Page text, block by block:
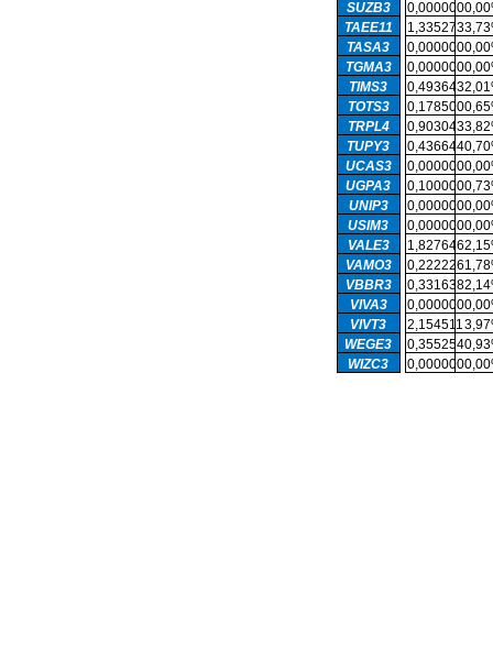
SUZB3
0,000000
TAEE11
1,335273
TASA3
0,000000
TGMA3
0,000000
TIMS3
0,493643
TOTS3
0,178500
TRPL4
0,903043
TUPY3
0,436644
UCAS3
0,000000
UGPA3
0,100000
UNIP3
0,000000
USIM3
0,000000
VALE3
1,827646
VAMO3
0,222226
VBBR3
0,331638
VIVA3
0,000000
VIVT3
2,154511
WEGE3
0,355254
WIZC3
0,000000